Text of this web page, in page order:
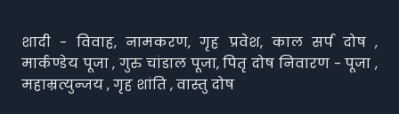
शादी - विवाह, नामकरण, गृह प्रवेश, काल सर्प दोष ,
मार्कण्डेय पूजा , गुरु चांडाल पूजा, पितृ दोष निवारण - पूजा ,
महाम्रत्युन्जय , गृह शांति , वास्तु दोष